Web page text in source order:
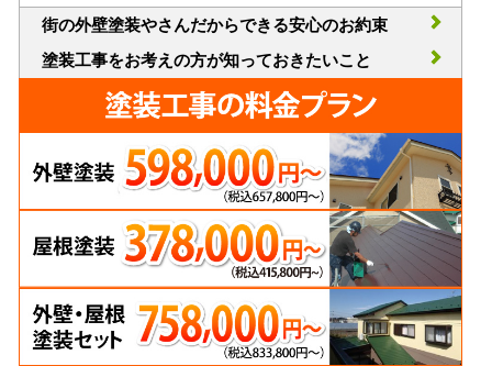
街の外壁塗装やさんだからできる安心のお約束
塗装工事をお考えの方が知っておきたいこと